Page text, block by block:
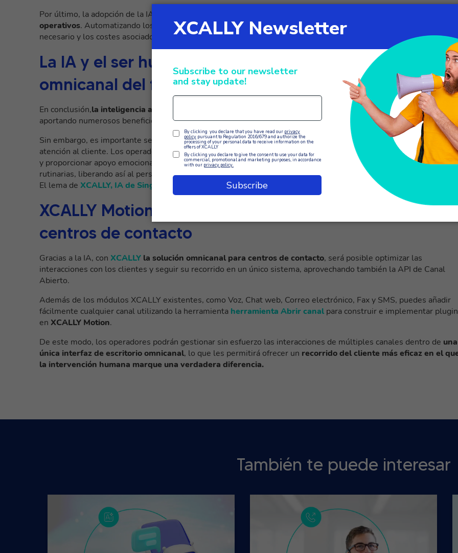
Por último, la adopción de la IA en los centros de contacto omnicanal
operativos. Automatizando los procesos y optimizando los recursos humanos, se puede reducir el personal
necesario y los costes asociados, sin comprometer la calidad del servicio ofrecido.
La IA y el ser humano en los centros de contacto
omnicanal del futuro
En conclusión,la inteligencia artificial está revolucionando el mundo de los centros de contacto omnicanal,
aportando numerosos beneficios tanto a las empresas como a los clientes.
Sin embargo, es importante señalar quela IA no puede sustituir completamente al personal humanoen la
atención al cliente. Los operadores humanos siguen siendo necesarios para gestionar las solicitudes más
y proporcionar apoyo emocional a los usuarios. La IA puede utilizarse para automatizar tareas repetitivas y
rutinarias, liberando así al personal humano para actividades más complicadas y creativas.
El lema de XCALLY, IA de Singularidad Humana representa exactamente este concepto.
XCALLY Motion y el uso de la IA en la gestión de los
centros de contacto
Gracias a la IA, con XCALLY la solución omnicanal para centros de contacto, será posible optimizar las
interacciones con los clientes y seguir su recorrido en un único sistema, aprovechando también la API de Canal
Abierto.
Además de los módulos XCALLY existentes, como Voz, Chat web, Correo electrónico, Fax y SMS, puedes añadir
fácilmente cualquier canal utilizando la herramienta herramienta Abrir canal para construir e implementar
en XCALLY Motion.
De este modo, los operadores podrán gestionar sin esfuerzo las interacciones de múltiples canales dentro de una
única interfaz de escritorio omnicanal, lo que les permitirá ofrecer un recorrido del cliente más eficaz en el
la intervención humana marque una verdadera diferencia.
También te puede interesar